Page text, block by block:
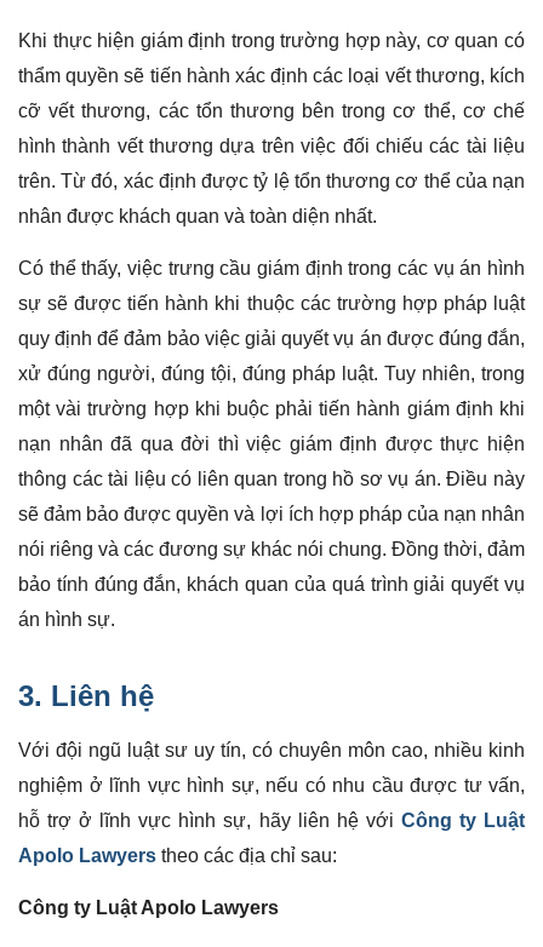
Khi thực hiện giám định trong trường hợp này, cơ quan có
thẩm quyền sẽ tiến hành xác định các loại vết thương, kích
cỡ vết thương, các tổn thương bên trong cơ thể, cơ chế
hình thành vết thương dựa trên việc đối chiếu các tài liệu
trên. Từ đó, xác định được tỷ lệ tổn thương cơ thể của nạn
nhân được khách quan và toàn diện nhất.
Có thể thấy, việc trưng cầu giám định trong các vụ án hình
sự sẽ được tiến hành khi thuộc các trường hợp pháp luật
quy định để đảm bảo việc giải quyết vụ án được đúng đắn,
xử đúng người, đúng tội, đúng pháp luật. Tuy nhiên, trong
một vài trường hợp khi buộc phải tiến hành giám định khi
nạn nhân đã qua đời thì việc giám định được thực hiện
thông các tài liệu có liên quan trong hồ sơ vụ án. Điều này
sẽ đảm bảo được quyền và lợi ích hợp pháp của nạn nhân
nói riêng và các đương sự khác nói chung. Đồng thời, đảm
bảo tính đúng đắn, khách quan của quá trình giải quyết vụ
án hình sự.
3. Liên hệ
Với đội ngũ luật sư uy tín, có chuyên môn cao, nhiều kinh
nghiệm ở lĩnh vực hình sự, nếu có nhu cầu được tư vấn,
hỗ trợ ở lĩnh vực hình sự, hãy liên hệ với Công ty Luật
Apolo Lawyers theo các địa chỉ sau:
Công ty Luật Apolo Lawyers